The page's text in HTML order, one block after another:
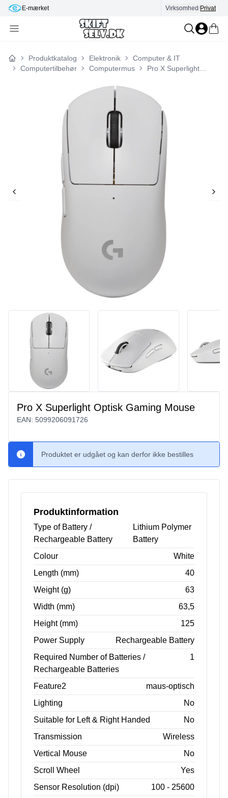
90 dages returret Virksomhed/Privat
Forside
Produktkatalog Elektronik
Computer & IT
Computertilbehør
Computermus
Pro X Superlight Optisk Gaming Mouse
EAN: 5099206091726
Produktet er udgået og kan derfor ikke bestilles
Produktinformation
Type of Battery /
Rechargeable Battery
Lithium Polymer
Battery
Colour
White
Length (mm)
40
Weight (g)
63
Width (mm)
63,5
Height (mm)
125
Power Supply
Rechargeable Battery
Required Number of Batteries /
Rechargeable Batteries
1
Feature2
maus-optisch
Lighting
No
Suitable for Left & Right Handed
No
Transmission
Wireless
Vertical Mouse
No
Scroll Wheel
Yes
Sensor Resolution (dpi)
100 - 25600